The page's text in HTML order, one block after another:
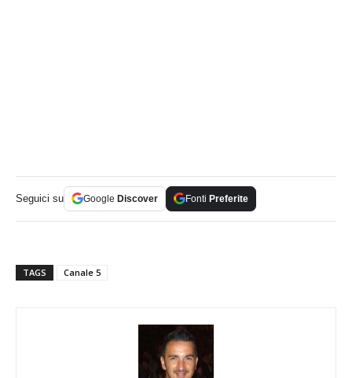
Seguici su Google Discover Fonti Preferite
TAGS Canale 5